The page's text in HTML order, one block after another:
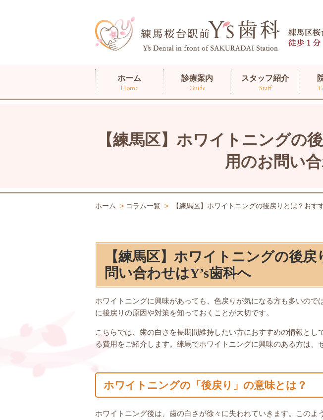
ホーム
Home
診療案内
Guide
スタッフ紹介
Staff
【練馬区】ホワイトニングの
用のお問い
ホーム > コラム一覧 > 【練馬区】ホワイトニングの後戻りとは？お
【練馬区】ホワイトニングの後
問い合わせはY’s歯科へ
ホワイトニングに興味があっても、色戻りが気になる方も多いの
に後戻りの原因や対策を知っておくことが大切です。
こちらでは、歯の白さを長期間維持したい方におすすめの情報と
る費用をご紹介します。練馬でホワイトニングに興味のある方は、
ホワイトニングの「後戻り」の意味とは？
ホワイトニング後は、歯の白さが徐々に失われていきます。このよ